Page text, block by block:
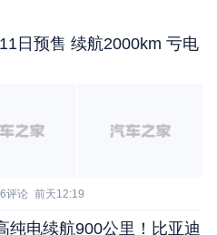
，那么作为高性能版，预
。（文/汽车之家 郭辰）
日预售 续航2000km 亏电
6评论 前天12:19
纯电续航900公里！比亚迪